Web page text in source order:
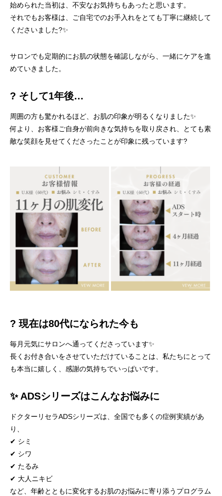
始められた当初は、不安なお気持ちもあったと思います。
それでもお客様は、ご自宅でのお手入れをとても丁寧に継続して
くださいました?✨
サロンでも定期的にお肌の状態を確認しながら、一緒にケアを進
めていきました。
? そして1年後…
周囲の方も驚かれるほど、お肌の印象が明るくなりました✨
何より、お客様ご自身が前向きな気持ちを取り戻され、とても素
敵な笑顔を見せてくださったことが印象に残っています?
? 現在は80代になられた今も
毎月元気にサロンへ通ってくださっています✨
長くお付き合いをさせていただけていることは、私たちにとって
も本当に嬉しく、感謝の気持ちでいっぱいです。
✨ ADSシリーズはこんなお悩みに
ドクターリセラADSシリーズは、全国でも多くの症例実績があ
り、
✔ シミ
✔ シワ
✔ たるみ
✔ 大人ニキビ
など、年齢とともに変化するお肌のお悩みに寄り添うプログラム